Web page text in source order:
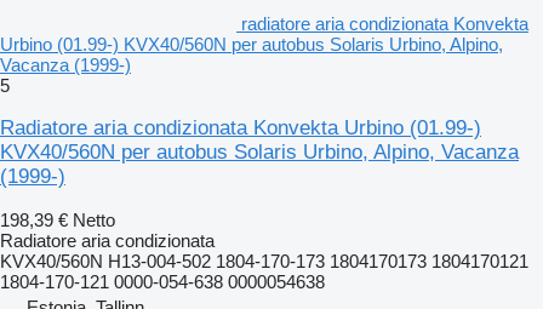
radiatore aria condizionata Konvekta
Urbino (01.99-) KVX40/560N per autobus Solaris Urbino, Alpino,
Vacanza (1999-)
5
Radiatore aria condizionata Konvekta Urbino (01.99-)
KVX40/560N per autobus Solaris Urbino, Alpino, Vacanza
(1999-)
198,39 € Netto
Radiatore aria condizionata
KVX40/560N H13-004-502 1804-170-173 1804170173 1804170121
1804-170-121 0000-054-638 0000054638